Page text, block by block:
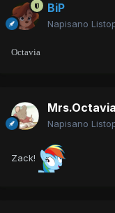
BiP
Napisano
Octavia
Mrs.Octavia
Napisano
Zack!